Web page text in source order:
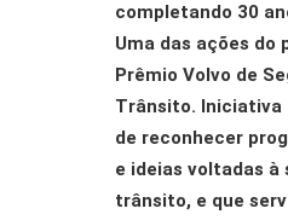
VISÃO ZERO
NOSSA HISTÓRIA
CONTATO
completando 30
Uma das ações do
Prêmio Volvo de
Trânsito.
de reconhecer
e ideias voltadas à
trânsito, e que